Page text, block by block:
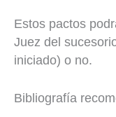
Estos pactos
Juez del
iniciado) o no.
Bibliografía